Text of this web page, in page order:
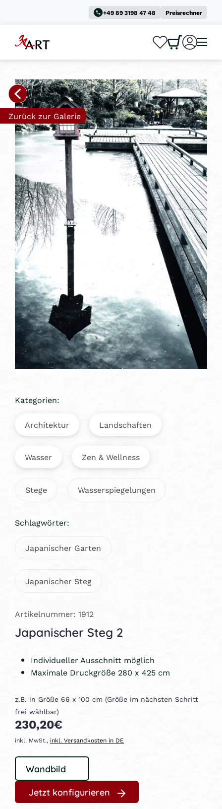
+49 89 3198 47 48 Preisrechner
0
Zurück zur Galerie
Kategorien:
Architektur Landschaften
Wasser Zen & Wellness
Stege Wasserspiegelungen
Schlagwörter:
Japanischer Garten
Japanischer Steg
Artikelnummer: 1912
Japanischer Steg 2
Individueller Ausschnitt möglich
Maximale Druckgröße 280 x 425 cm
z.B. in Größe 66 x 100 cm (Größe im nächsten Schritt
frei wählbar)
230,20€
inkl. MwSt., inkl. Versandkosten in DE
Jetzt konfigurieren